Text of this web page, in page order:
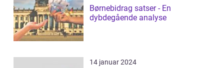
Børnebidrag satser - En
dybdegående analyse
14 januar 2024